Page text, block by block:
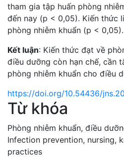
tham gia tập huấn phòng
đến nay (p < 0,05). Kiến thức
phòng nhiễm khuẩn (p < 0,05).
Kết luận: Kiến thức đạt về
điều dưỡng còn hạn chế, cần
phòng nhiễm khuẩn cho điều
https://doi.org/10.54436/
Từ khóa
Phòng nhiễm khuẩn, điều
Infection prevention, nursing,
practices